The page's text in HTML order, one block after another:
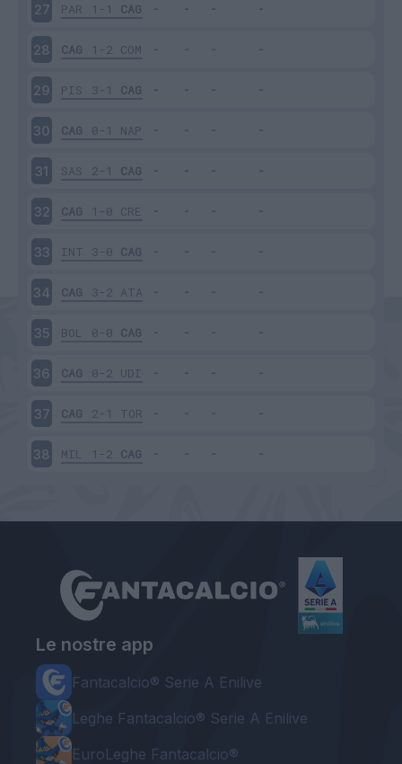
27 PAR 1-1 CAG
28 CAG 1-2 COM
29 PIS 3-1 CAG
30 CAG 0-1 NAP
31 SAS 2-1 CAG
32 CAG 1-0 CRE
33 INT 3-0 CAG
34 CAG 3-2 ATA
35 BOL 0-0 CAG
36 CAG 0-2 UDI
37 CAG 2-1 TOR
38 MIL 1-2 CAG
Le nostre app
Fantacalcio® Serie A Enilive
Leghe Fantacalcio® Serie A Enilive
EuroLeghe Fantacalcio®